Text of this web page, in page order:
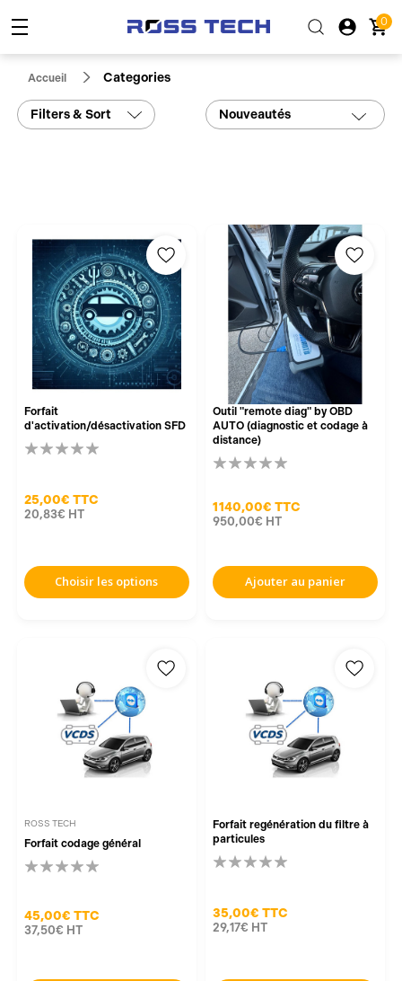
0
Accueil Categories
Filters & Sort Nouveautés
Forfait
d'activation/désactivation SFD
25,00€ TTC
20,83€ HT
Choisir les options
Outil "remote diag" by OBD
AUTO (diagnostic et codage à
distance)
1 140,00€ TTC
950,00€ HT
Ajouter au panier
ROSS TECH
Forfait codage général
45,00€ TTC
37,50€ HT
Forfait regénération du filtre à
particules
35,00€ TTC
29,17€ HT